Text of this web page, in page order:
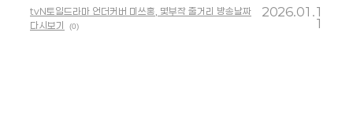
tvN토일드라마 언더커버 미쓰홍, 몇부작 줄거리 방송날짜
다시보기
(0)
2026.01.1
1